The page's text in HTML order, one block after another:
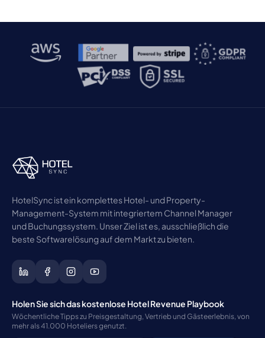
HotelSync ist ein komplettes Hotel- und Property-
Management-System mit integriertem Channel Manager
und Buchungssystem. Unser Ziel ist es, ausschließlich die
beste Softwarelösung auf dem Markt zu bieten.
Holen Sie sich das kostenlose Hotel Revenue Playbook
Wöchentliche Tipps zu Preisgestaltung, Vertrieb und Gästeerlebnis, von
mehr als 41.000 Hoteliers genutzt.